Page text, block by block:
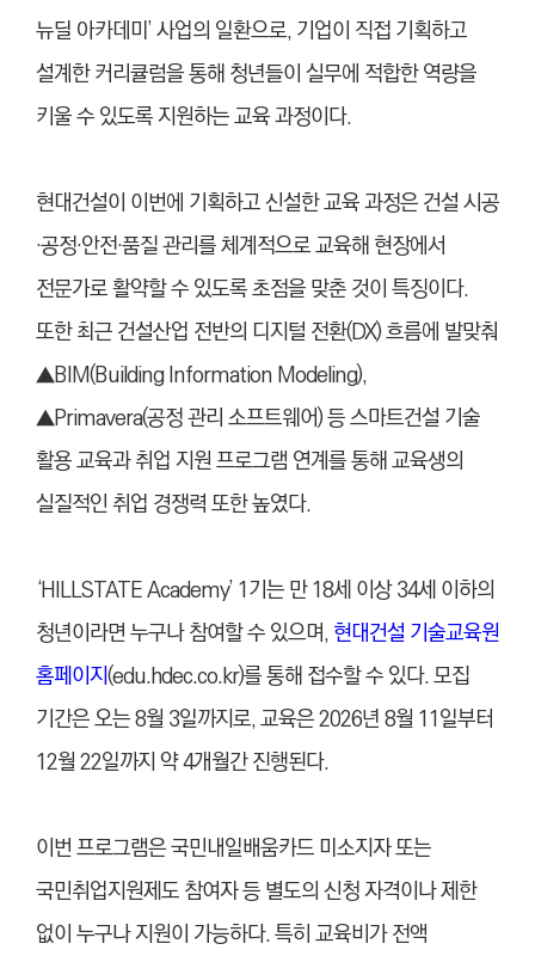
뉴딜 아카데미’ 사업의 일환으로, 기업이 직접 기획하고
설계한 커리큘럼을 통해 청년들이 실무에 적합한 역량을
키울 수 있도록 지원하는 교육 과정이다.
현대건설이 이번에 기획하고 신설한 교육 과정은 건설 시공
·공정·안전·품질 관리를 체계적으로 교육해 현장에서
전문가로 활약할 수 있도록 초점을 맞춘 것이 특징이다.
또한 최근 건설산업 전반의 디지털 전환(DX) 흐름에 발맞춰
▲BIM(Building Information Modeling),
▲Primavera(공정 관리 소프트웨어) 등 스마트건설 기술
활용 교육과 취업 지원 프로그램 연계를 통해 교육생의
실질적인 취업 경쟁력 또한 높였다.
‘HILLSTATE Academy’ 1기는 만 18세 이상 34세 이하의
청년이라면 누구나 참여할 수 있으며,현대건설 기술교육원
홈페이지(edu.hdec.co.kr)를 통해 접수할 수 있다. 모집
기간은 오는 8월 3일까지로, 교육은 2026년 8월 11일부터
12월 22일까지 약 4개월간 진행된다.
이번 프로그램은 국민내일배움카드 미소지자 또는
국민취업지원제도 참여자 등 별도의 신청 자격이나 제한
없이 누구나 지원이 가능하다. 특히 교육비가 전액